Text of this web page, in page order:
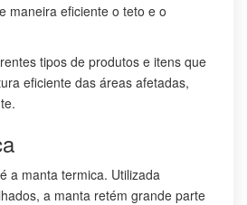
maneira eficiente o teto e o
tipos de produtos e itens que
eficiente das áreas afetadas,
a manta termica. Utilizada
a manta retém grande parte